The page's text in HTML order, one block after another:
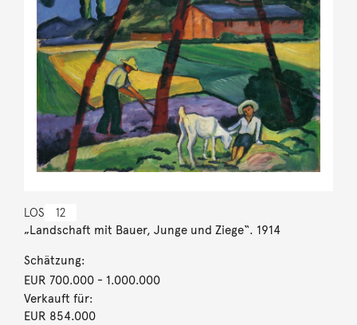
LOS 12
„Landschaft mit Bauer, Junge und Ziege“. 1914
Schätzung:
EUR 700.000- 1.000.000
Verkauft für:
EUR 854.000